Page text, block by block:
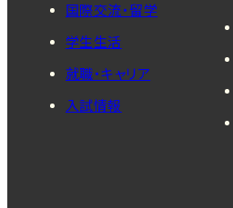
国際交流・留学
学生生活
就職・キャリア
入試情報